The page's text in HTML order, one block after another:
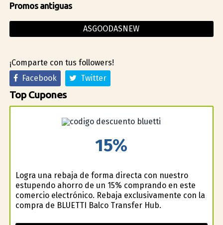
Promos antiguas
ASGOODASNEW
¡Comparte con tus followers!
Facebook
Twitter
Top Cupones
15%
Logra una rebaja de forma directa con nuestro
estupendo ahorro de un 15% comprando en este
comercio electrónico. Rebaja exclusivamente con la
compra de BLUETTI Balco Transfer Hub.